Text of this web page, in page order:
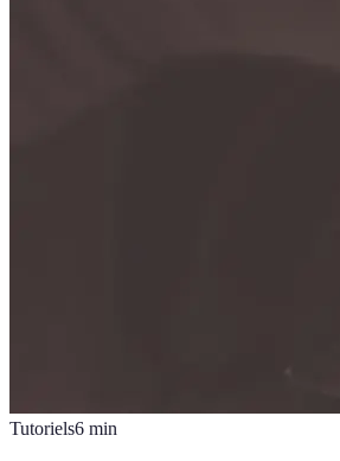
Tutoriels6 min